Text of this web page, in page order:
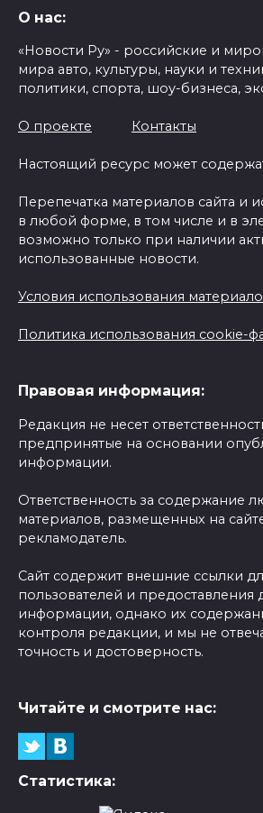
О нас:
«Новости Ру» - российские и
мира авто, культуры, науки и
политики, спорта, шоу-бизнеса,
О проекте Контакты
Настоящий ресурс может
Перепечатка материалов сайта и
в любой форме, в том числе и в
возможно только при наличии
использованные новости.
Условия использования
Политика использования cookie-
Правовая информация:
Редакция не несет
предпринятые на основании
информации.
Ответственность за содержание
материалов, размещенных на
рекламодатель.
Сайт содержит внешние ссылки
пользователей и предоставления
информации, однако их
контроля редакции, и мы не
точность и достоверность.
Читайте и смотрите нас:
Статистика: